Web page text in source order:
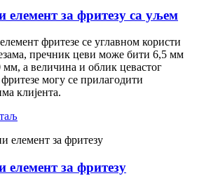
елемент за фритезу са уљем
фритезе се углавном користи
пречник цеви може бити 6,5 мм
мм, а величина и облик цевастог
фритезе могу се прилагодити
клијента.
елемент за фритезу